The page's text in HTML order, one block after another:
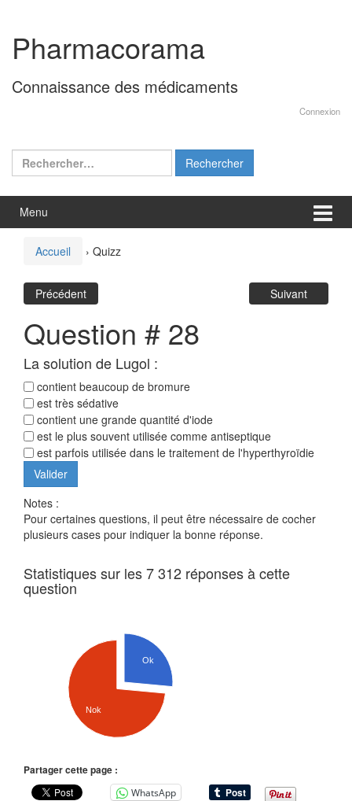
contenu
menu
principal
Pharmacorama
Connaissance des médicaments
Connexion
Rechercher :
Menu
Accueil › Quizz
Précédent Suivant
Question # 28
La solution de Lugol :
contient beaucoup de bromure
est très sédative
contient une grande quantité d'iode
est le plus souvent utilisée comme antiseptique
est parfois utilisée dans le traitement de l'hyperthyroïdie
Notes :
Pour certaines questions, il peut être nécessaire de cocher
plusieurs cases pour indiquer la bonne réponse.
Statistiques sur les 7 312 réponses à cette
question
Ok
Nok
Partager cette page :
WhatsApp